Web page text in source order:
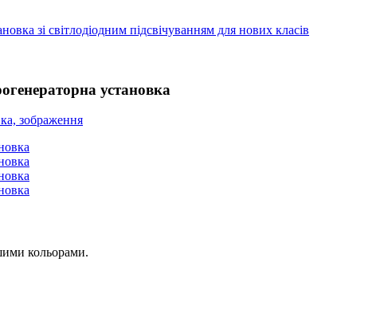
установка
кольорами.